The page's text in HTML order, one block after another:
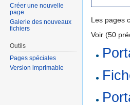
Les pages
Voir (50
Créer une nouvelle
page
Galerie des nouveaux
fichiers
Outils
Pages spéciales
Version imprimable